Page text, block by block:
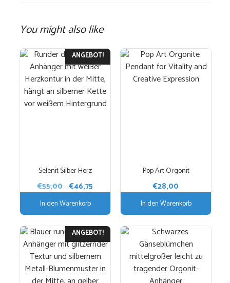
You might also like
ANGEBOT!
Selenit Silber Herz
€55,00 Ursprünglicher
Preis
war:
€46,75
In den Warenkorb
Pop Art Orgonit
€28,00
In den Warenkorb
ANGEBOT!